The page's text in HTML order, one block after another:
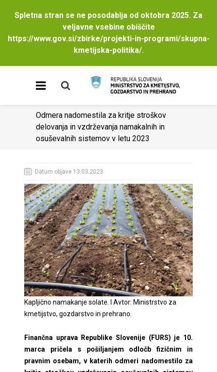
Spletna stran se ne posodablja od oktobra 2025. Za
veljavne vsebine obiščite
https://www.gov.si/zbirke/projekti-in-programi/skupna-
kmetijska-politika/.
Odmera nadomestila za kritje stroškov
delovanja in vzdrževanja namakalnih in
osuševalnih sistemov v letu 2023
Datum objave 13.03.2023
Kapljično namakanje solate. I Avtor: Ministrstvo za
kmetijstvo, gozdarstvo in prehrano.
Finančna uprava Republike Slovenije (FURS) je 10.
marca pričela s pošiljanjem odločb fizičnim in
pravnim osebam, v katerih odmeri nadomestilo za